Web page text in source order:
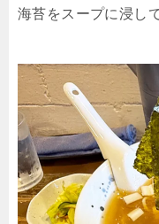
海苔をスープに浸し